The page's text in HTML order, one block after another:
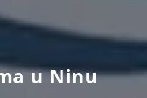
u Ninu